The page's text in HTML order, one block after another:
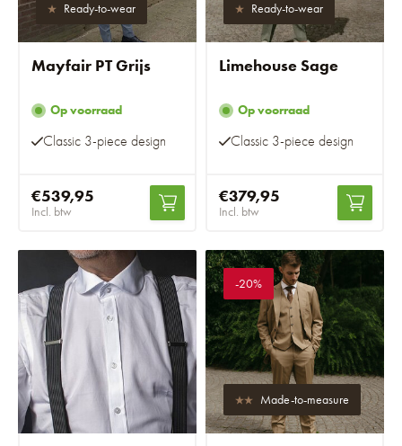
Ready-to-wear
Mayfair PT Grijs
Op voorraad
Classic 3-piece design
€539,95
Incl. btw
Ready-to-wear
Limehouse Sage
Op voorraad
Classic 3-piece design
€379,95
Incl. btw
-20%
Made-to-measure